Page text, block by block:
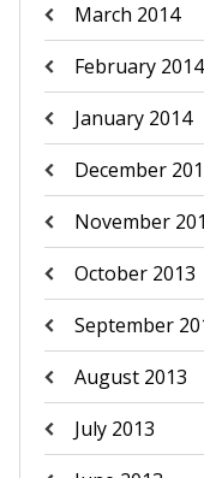
March 2014
February 2014
January 2014
December
November
October 2013
September
August 2013
July 2013